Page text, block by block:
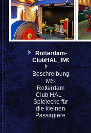
Rotterdam-
ClubHAL_IMG_7396
Beschreibung:
MS
Rotterdam
Club HAL -
Spielecke für
die kleinen
Passagiere